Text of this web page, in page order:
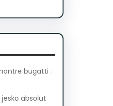
bugatti :
absolut